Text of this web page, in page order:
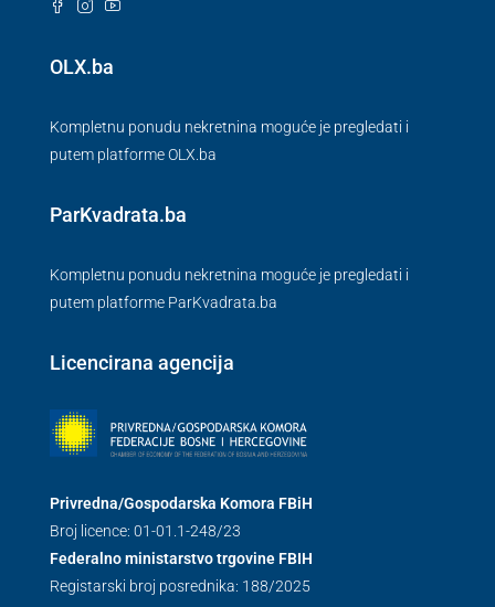
OLX.ba
Kompletnu ponudu nekretnina moguće je pregledati i
putem platforme OLX.ba
ParKvadrata.ba
Kompletnu ponudu nekretnina moguće je pregledati i
putem platforme ParKvadrata.ba
Licencirana agencija
Privredna/Gospodarska Komora FBiH
Broj licence: 01-01.1-248/23
Federalno ministarstvo trgovine FBIH
Registarski broj posrednika: 188/2025